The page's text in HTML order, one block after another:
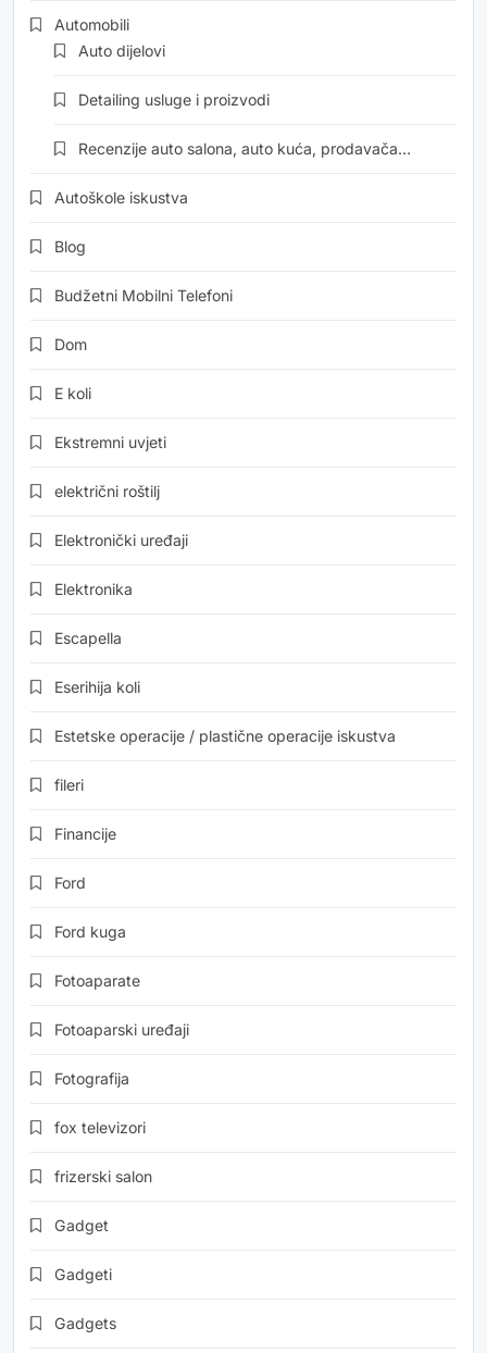
Automobili
Auto dijelovi
Detailing usluge i proizvodi
Recenzije auto salona, auto kuća, prodavača…
Autoškole iskustva
Blog
Budžetni Mobilni Telefoni
Dom
E koli
Ekstremni uvjeti
električni roštilj
Elektronički uređaji
Elektronika
Escapella
Eserihija koli
Estetske operacije / plastične operacije iskustva
fileri
Financije
Ford
Ford kuga
Fotoaparate
Fotoaparski uređaji
Fotografija
fox televizori
frizerski salon
Gadget
Gadgeti
Gadgets